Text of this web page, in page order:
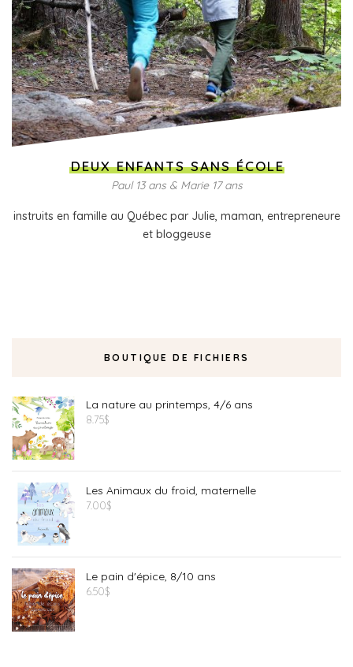
DEUX ENFANTS SANS ÉCOLE
Paul 13 ans & Marie 17 ans
instruits en famille au Québec par Julie, maman, entrepreneure
et bloggeuse
BOUTIQUE DE FICHIERS
La nature au printemps, 4/6 ans
8.75$
Les Animaux du froid, maternelle
7.00$
Le pain d'épice, 8/10 ans
6.50$